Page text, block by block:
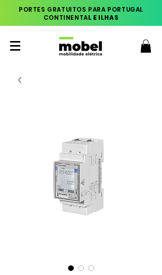
PORTES GRATUITOS PARA PORTUGAL
CONTINENTAL E ILHAS